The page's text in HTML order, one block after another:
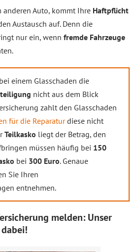
anderen Auto, kommt Ihre Haftpflicht
Austausch auf. Denn die
nur ein, wenn fremde Fahrzeuge
einem Glasschaden die
nicht aus dem Blick
zahlt den Glasschaden
für die Reparaturdiese nicht
Teilkasko liegt der Betrag, den
müssen häufig bei 150
bei 300 Euro. Genaue
Sie Ihren
entnehmen.
melden: Unser